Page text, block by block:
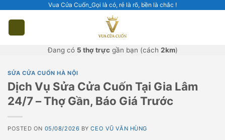
Vua Cửa Cuốn_Gọi là có, rẻ là rõ, bền là chắc !
Đang có 5 thợ trựcgần bạn (cách 2km)
SỬA CỬA CUỐN HÀ NỘI
Dịch Vụ Sửa Cửa Cuốn Tại Gia Lâm
24/7 – Thợ Gần, Báo Giá Trước
POSTED ON 05/08/2026 BYCEO VŨ VĂN HÙNG